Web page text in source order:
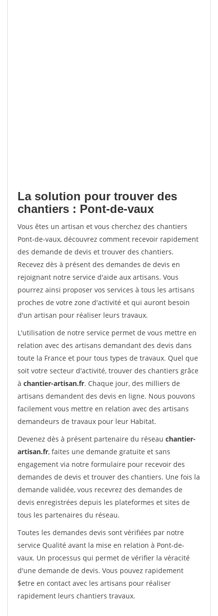
La solution pour trouver des
chantiers : Pont-de-vaux
Vous êtes un artisan et vous cherchez des chantiers
Pont-de-vaux, découvrez comment recevoir rapidement
des demande de devis et trouver des chantiers.
Recevez dès à présent des demandes de devis en
rejoignant notre service d'aide aux artisans. Vous
pourrez ainsi proposer vos services à tous les artisans
proches de votre zone d'activité et qui auront besoin
d'un artisan pour réaliser leurs travaux.
L'utilisation de notre service permet de vous mettre en
relation avec des artisans demandant des devis dans
toute la France et pour tous types de travaux. Quel que
soit votre secteur d'activité, trouver des chantiers grâce
à chantier-artisan.fr. Chaque jour, des milliers de
artisans demandent des devis en ligne. Nous pouvons
facilement vous mettre en relation avec des artisans
demandeurs de travaux pour leur Habitat.
Devenez dès à présent partenaire du réseau chantier-
artisan.fr, faites une demande gratuite et sans
engagement via notre formulaire pour recevoir des
demandes de devis et trouver des chantiers. Une fois la
demande validée, vous recevrez des demandes de
devis enregistrées depuis les plateformes et sites de
tous les partenaires du réseau.
Toutes les demandes devis sont vérifiées par notre
service Qualité avant la mise en relation à Pont-de-
vaux. Un processus qui permet de vérifier la véracité
d'une demande de devis. Vous pouvez rapidement
$etre en contact avec les artisans pour réaliser
rapidement leurs chantiers travaux.